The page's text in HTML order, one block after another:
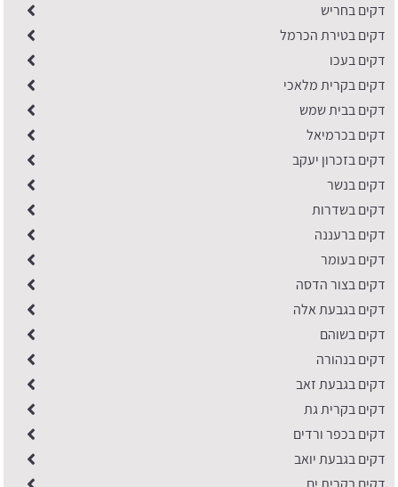
דקים בחריש
דקים בטירת הכרמל
דקים בעכו
דקים בקרית מלאכי
דקים בבית שמש
דקים בכרמיאל
דקים בזכרון יעקב
דקים בנשר
דקים בשדרות
דקים ברעננה
דקים בעומר
דקים בצור הדסה
דקים בגבעת אלה
דקים בשוהם
דקים בנהורה
דקים בגבעת זאב
דקים בקרית גת
דקים בכפר ורדים
דקים בגבעת יואב